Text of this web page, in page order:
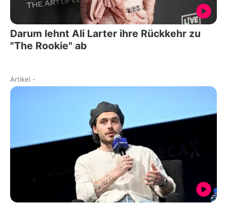
Darum lehnt Ali Larter ihre Rückkehr zu
"The Rookie" ab
Artikel -